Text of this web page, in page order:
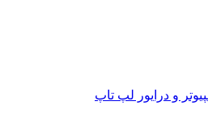
و درایور لپ تاپ